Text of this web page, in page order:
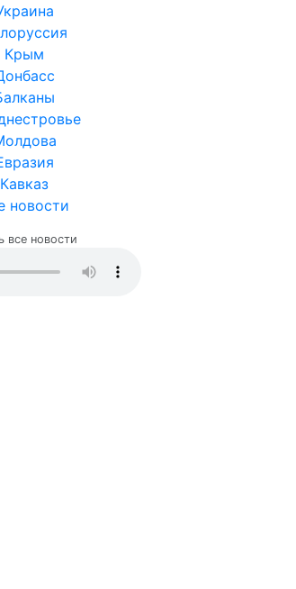
Крым
Кавказ
новости
все новости